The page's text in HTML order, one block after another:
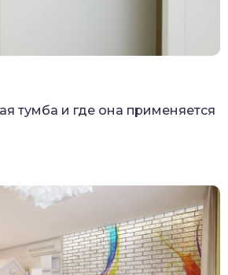
тумба и где она применяется